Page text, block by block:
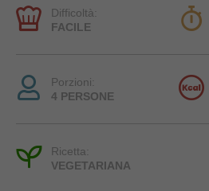
Difficoltà:
FACILE
Porzioni:
4 PERSONE
Ricetta:
VEGETARIANA